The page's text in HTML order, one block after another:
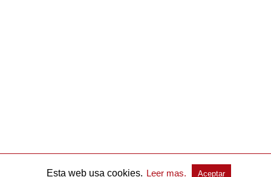
Esta web usa cookies. Leer mas. Aceptar